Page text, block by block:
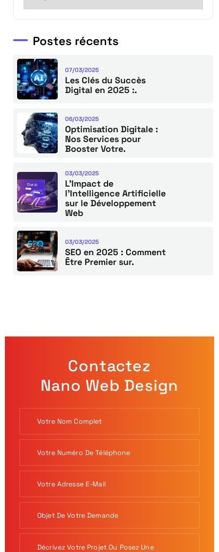
Postes récents
07/03/2025
Les Clés du Succès
Digital en 2025 :.
06/03/2025
Optimisation Digitale :
Nos Services pour
Booster Votre.
03/03/2025
L’Impact de
l’Intelligence Artificielle
sur le Développement
Web
03/03/2025
SEO en 2025 : Comment
Être Premier sur.
Contactez
Nano Web Design